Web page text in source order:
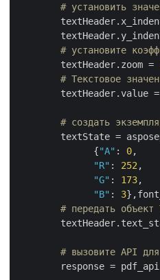
# установить
# установите
        textHeader.zoom =
# Текстовое
        textHeader.value =
# создать
textState =
              {
"A" : 0,
"R" : 252 ,
"G" : 173,
"B" : 3
# передать
# вызовите API
response =